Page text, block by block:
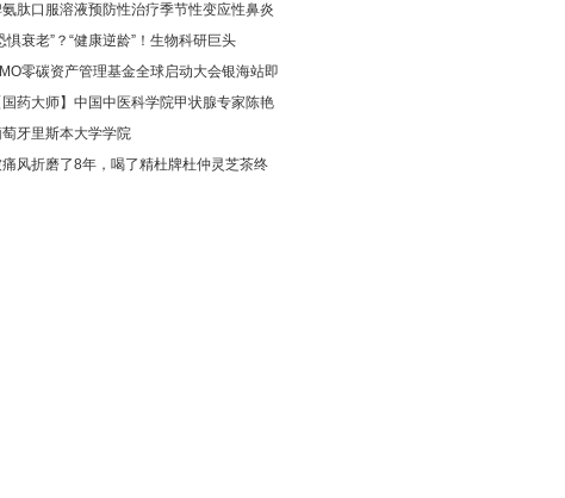
氨肽口服溶液预防性治疗季节性变应性鼻炎
惧衰老”？“健康逆龄”！生物科研巨头
零碳资产管理基金全球启动大会银海站即
国药大师】中国中医科学院甲状腺专家陈艳
牙里斯本大学学院
风折磨了8年，喝了精杜牌杜仲灵芝茶终